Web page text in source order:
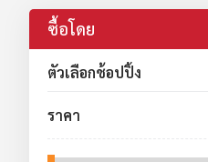
ซื้อโดย
ตัวเลือกช้อปปิ้ง
ราคา